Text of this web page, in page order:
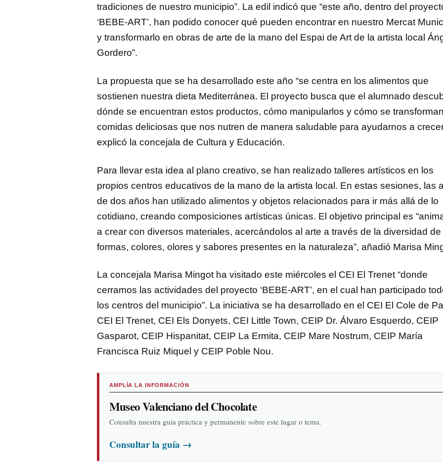
tradiciones de nuestro municipio”. La edil indicó que “este año, dentro del
‘BEBE-ART’, han podido conocer qué pueden encontrar en nuestro Mercat
y transformarlo en obras de arte de la mano del Espai de Art de la artista local
Gordero”.
La propuesta que se ha desarrollado este año “se centra en los alimentos que
sostienen nuestra dieta Mediterránea. El proyecto busca que el alumnado
dónde se encuentran estos productos, cómo manipularlos y cómo se
comidas deliciosas que nos nutren de manera saludable para ayudarnos a
explicó la concejala de Cultura y Educación.
Para llevar esta idea al plano creativo, se han realizado talleres artísticos en los
propios centros educativos de la mano de la artista local. En estas sesiones, las
de dos años han utilizado alimentos y objetos relacionados para ir más allá de lo
cotidiano, creando composiciones artísticas únicas. El objetivo principal es
a crear con diversos materiales, acercándolos al arte a través de la diversidad de
formas, colores, olores y sabores presentes en la naturaleza”, añadió Marisa
La concejala Marisa Mingot ha visitado este miércoles el CEI El Trenet “donde
cerramos las actividades del proyecto ‘BEBE-ART’, en el cual han participado
los centros del municipio”. La iniciativa se ha desarrollado en el CEI El Cole de
CEI El Trenet, CEI Els Donyets, CEI Little Town, CEIP Dr. Álvaro Esquerdo, CEIP
Gasparot, CEIP Hispanitat, CEIP La Ermita, CEIP Mare Nostrum, CEIP María
Francisca Ruiz Miquel y CEIP Poble Nou.
AMPLÍA LA INFORMACIÓN
Museo Valenciano del Chocolate
Consulta nuestra guía práctica y permanente sobre este lugar o tema.
Consultar la guía →